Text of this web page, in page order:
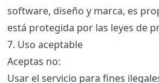
software, diseño y marca, es
está protegida por las leyes de
7. Uso aceptable
Aceptas no:
Usar el servicio para fines